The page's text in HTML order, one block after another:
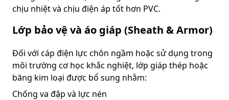
chịu nhiệt và chịu điện áp tốt hơn PVC.
Lớp bảo vệ và áo giáp (Sheath & Armor)
Đối với cáp điện lực chôn ngầm hoặc sử dụng trong
môi trường cơ học khắc nghiệt, lớp giáp thép hoặc
băng kim loại được bổ sung nhằm:
Chống va đập và lực nén